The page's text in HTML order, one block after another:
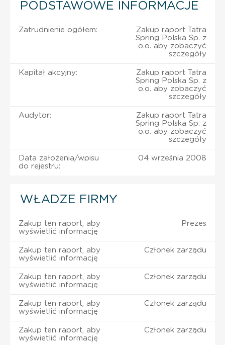
PODSTAWOWE INFORMACJE
Zatrudnienie ogółem:
Zakup raport Tatra
Spring Polska Sp. z
o.o. aby zobaczyć
szczegóły
Kapitał akcyjny:
Zakup raport Tatra
Spring Polska Sp. z
o.o. aby zobaczyć
szczegóły
Audytor:
Zakup raport Tatra
Spring Polska Sp. z
o.o. aby zobaczyć
szczegóły
Data założenia/wpisu
do rejestru:
04 września 2008
WŁADZE FIRMY
Zakup ten raport, aby
wyświetlić informację
Prezes
Zakup ten raport, aby
wyświetlić informację
Członek zarządu
Zakup ten raport, aby
wyświetlić informację
Członek zarządu
Zakup ten raport, aby
wyświetlić informację
Członek zarządu
Zakup ten raport, aby
wyświetlić informację
Członek zarządu